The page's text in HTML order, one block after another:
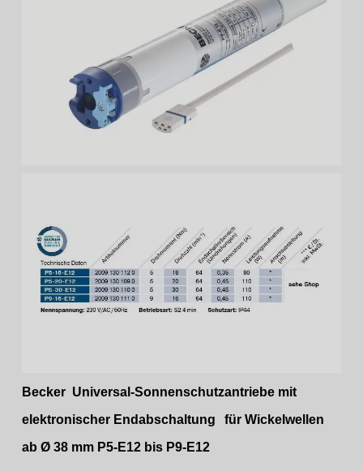
Becker Universal-Sonnenschutzantriebe mit
elektronischer Endabschaltung
für Wickelwellen
ab Ø 38 mm P5-E12 bis P9-E12